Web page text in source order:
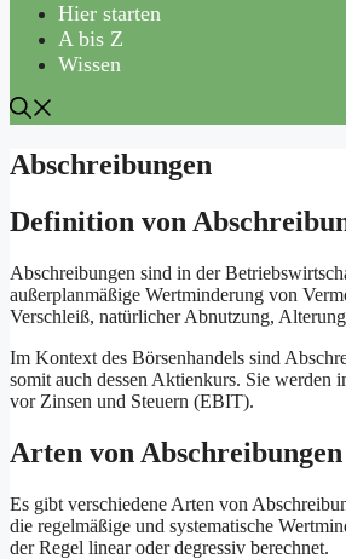
Hier starten
A bis Z
Wissen
Abschreibungen
Definition von
Abschreibungen sind in der
außerplanmäßige Wertminderung von
Verschleiß, natürlicher Abnutzung,
Im Kontext des Börsenhandels sind
somit auch dessen Aktienkurs. Sie werden
vor Zinsen und Steuern (EBIT).
Arten von Abschreibungen
Es gibt verschiedene Arten von
die regelmäßige und systematische
der Regel linear oder degressiv berechnet.